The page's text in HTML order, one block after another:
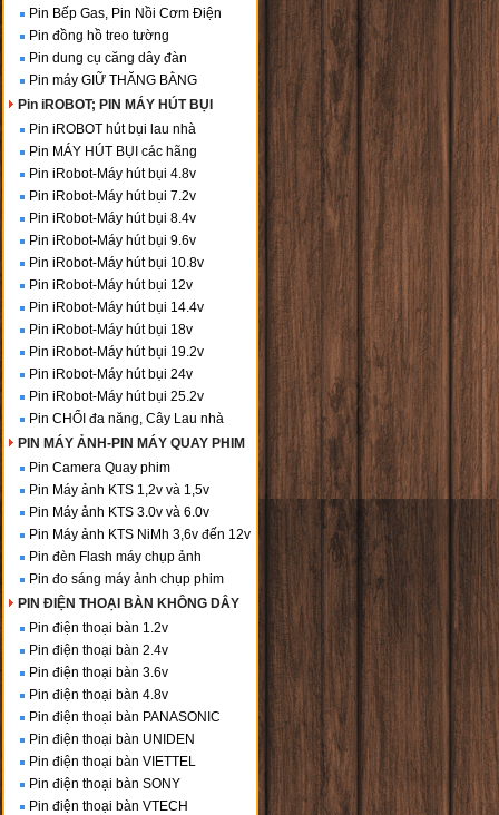
Pin Bếp Gas, Pin Nồi Cơm Điện
Pin đồng hồ treo tường
Pin dung cụ căng dây đàn
Pin máy GIỮ THĂNG BẰNG
Pin iROBOT; PIN MÁY HÚT BỤI
Pin iROBOT hút bụi lau nhà
Pin MÁY HÚT BỤI các hãng
Pin iRobot-Máy hút bụi 4.8v
Pin iRobot-Máy hút bụi 7.2v
Pin iRobot-Máy hút bụi 8.4v
Pin iRobot-Máy hút bụi 9.6v
Pin iRobot-Máy hút bụi 10.8v
Pin iRobot-Máy hút bụi 12v
Pin iRobot-Máy hút bụi 14.4v
Pin iRobot-Máy hút bụi 18v
Pin iRobot-Máy hút bụi 19.2v
Pin iRobot-Máy hút bụi 24v
Pin iRobot-Máy hút bụi 25.2v
Pin CHỔI đa năng, Cây Lau nhà
PIN MÁY ẢNH-PIN MÁY QUAY PHIM
Pin Camera Quay phim
Pin Máy ảnh KTS 1,2v và 1,5v
Pin Máy ảnh KTS 3.0v và 6.0v
Pin Máy ảnh KTS NiMh 3,6v đến 12v
Pin đèn Flash máy chụp ảnh
Pin đo sáng máy ảnh chụp phim
PIN ĐIỆN THOẠI BÀN KHÔNG DÂY
Pin điện thoại bàn 1.2v
Pin điện thoại bàn 2.4v
Pin điện thoại bàn 3.6v
Pin điện thoại bàn 4.8v
Pin điện thoại bàn PANASONIC
Pin điện thoại bàn UNIDEN
Pin điện thoại bàn VIETTEL
Pin điện thoại bàn SONY
Pin điện thoại bàn VTECH